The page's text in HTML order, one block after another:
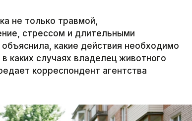
не только травмой,
стрессом и длительными
какие действия необходимо
каких случаях владелец животного
корреспондент агентства